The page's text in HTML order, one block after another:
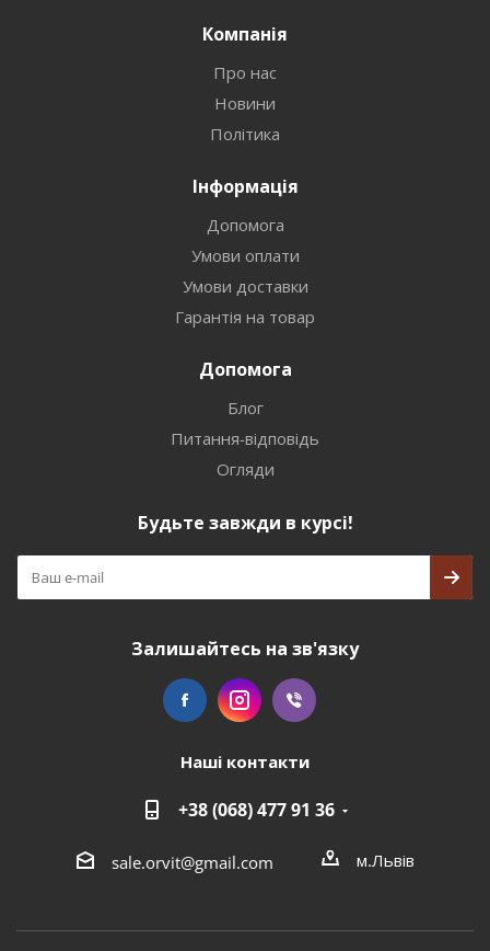
Компанія
Про нас
Новини
Політика
Інформація
Допомога
Умови оплати
Умови доставки
Гарантія на товар
Допомога
Блог
Питання-відповідь
Огляди
Будьте завжди в курсі!
Залишайтесь на зв'язку
Наші контакти
+38 (068) 477 91 36
sale.orvit@gmail.com м.Львів